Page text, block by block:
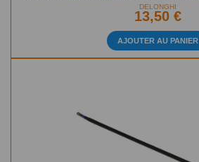
DELONGHI
13,50 €
AJOUTER AU PANIER